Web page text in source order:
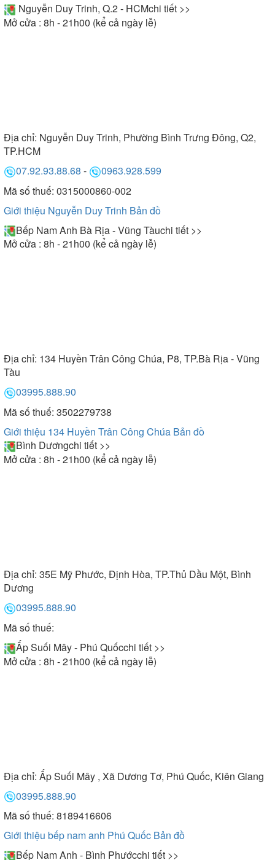
Nguyễn Duy Trinh, Q.2 - HCMchi tiết >>
Mở cửa : 8h - 21h00 (kể cả ngày lễ)
Địa chỉ: Nguyễn Duy Trinh, Phường Bình Trưng Đông, Q2,
TP.HCM
07.92.93.88.68 -
0963.928.599
Mã số thuế: 0315000860-002
Giới thiệu Nguyễn Duy Trinh Bản đồ
Bếp Nam Anh Bà Rịa - Vũng Tàuchi tiết >>
Mở cửa : 8h - 21h00 (kể cả ngày lễ)
Địa chỉ: 134 Huyền Trân Công Chúa, P8, TP.Bà Rịa - Vũng
Tàu
03995.888.90
Mã số thuế: 3502279738
Giới thiệu 134 Huyền Trân Công Chúa Bản đồ
Bình Dươngchi tiết >>
Mở cửa : 8h - 21h00 (kể cả ngày lễ)
Địa chỉ: 35E Mỹ Phước, Định Hòa, TP.Thủ Dầu Một, Bình
Dương
03995.888.90
Mã số thuế:
Ấp Suối Mây - Phú Quốcchi tiết >>
Mở cửa : 8h - 21h00 (kể cả ngày lễ)
Địa chỉ: Ấp Suối Mây , Xã Dương Tơ, Phú Quốc, Kiên Giang
03995.888.90
Mã số thuế: 8189416606
Giới thiệu bếp nam anh Phú Quốc Bản đồ
Bếp Nam Anh - Bình Phướcchi tiết >>